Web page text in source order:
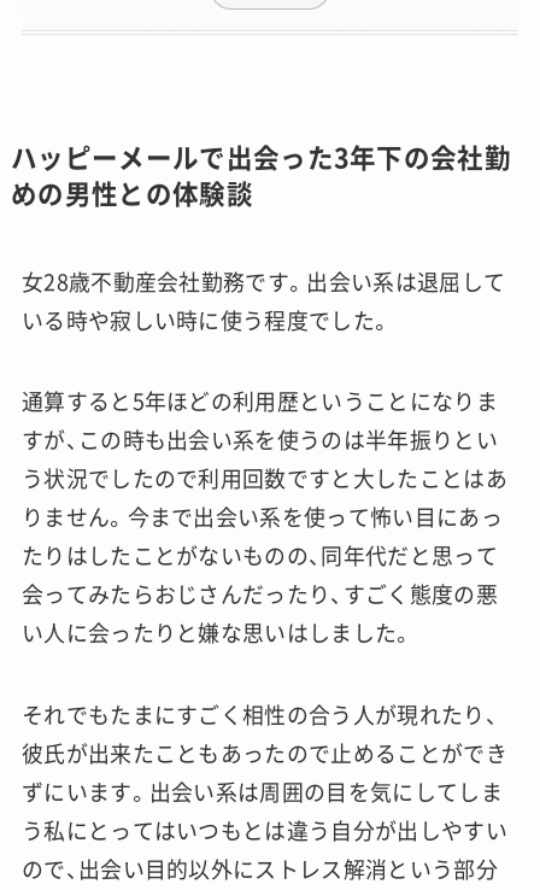
ハッピーメールで出会った3年下の会社勤
めの男性との体験談
女28歳不動産会社勤務です。出会い系は退屈して
いる時や寂しい時に使う程度でした。
通算すると5年ほどの利用歴ということになりま
すが、この時も出会い系を使うのは半年振りとい
う状況でしたので利用回数ですと大したことはあ
りません。今まで出会い系を使って怖い目にあっ
たりはしたことがないものの、同年代だと思って
会ってみたらおじさんだったり、すごく態度の悪
い人に会ったりと嫌な思いはしました。
それでもたまにすごく相性の合う人が現れたり、
彼氏が出来たこともあったので止めることができ
ずにいます。出会い系は周囲の目を気にしてしま
う私にとってはいつもとは違う自分が出しやすい
ので、出会い目的以外にストレス解消という部分